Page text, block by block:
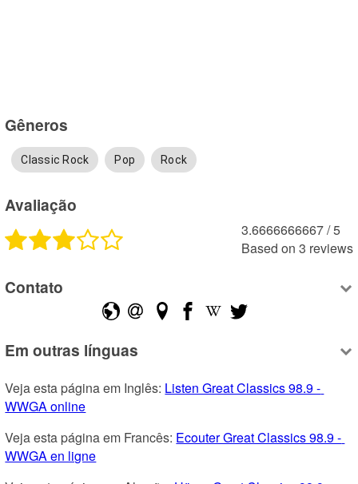
Gêneros
Classic Rock Pop Rock
Avaliação
3.6666666667 /5
Based on 3 reviews
Contato
Em outras línguas
Veja esta página em Inglês: Listen Great Classics 98.9 -
WWGA online
Veja esta página em Francês: Ecouter Great Classics 98.9 -
WWGA en ligne